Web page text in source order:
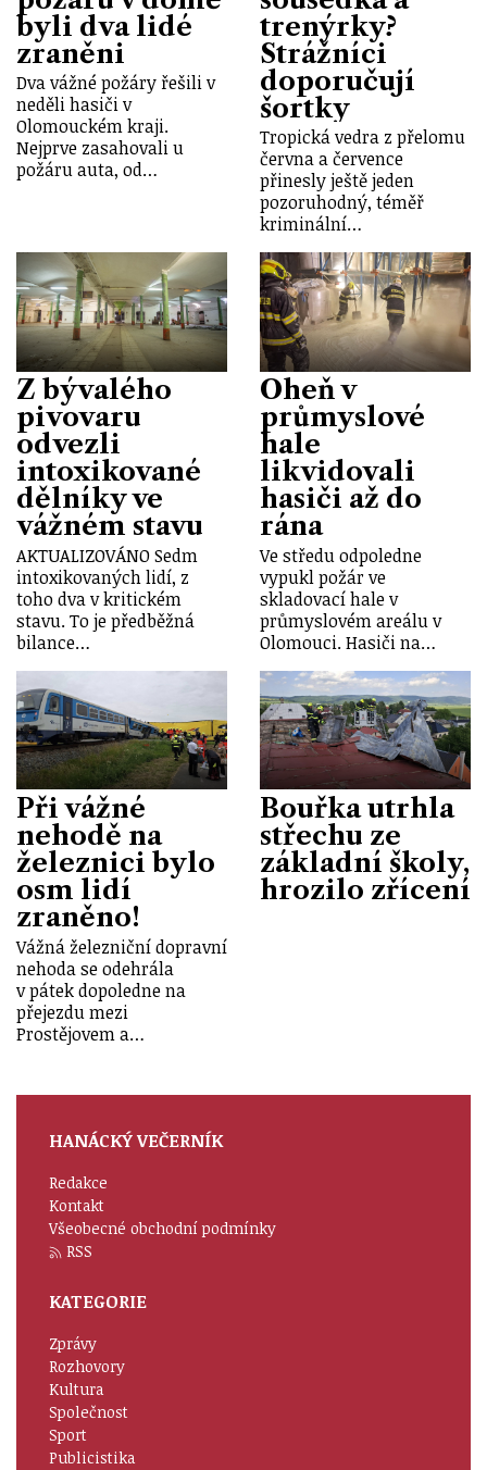
byli dva lidé
zraněni
Dva vážné požáry řešili v
neděli hasiči v
Olomouckém kraji.
Nejprve zasahovali u
požáru auta, od…
trenýrky?
Strážníci
doporučují
šortky
Tropická vedra z přelomu
června a července
přinesly ještě jeden
pozoruhodný, téměř
kriminální…
Z bývalého
pivovaru
odvezli
intoxikované
dělníky ve
vážném stavu
AKTUALIZOVÁNO Sedm
intoxikovaných lidí, z
toho dva v kritickém
stavu. To je předběžná
bilance…
Oheň v
průmyslové
hale
likvidovali
hasiči až do
rána
Ve středu odpoledne
vypukl požár ve
skladovací hale v
průmyslovém areálu v
Olomouci. Hasiči na…
Při vážné
nehodě na
železnici bylo
osm lidí
zraněno!
Vážná železniční dopravní
nehoda se odehrála
v pátek dopoledne na
přejezdu mezi
Prostějovem a…
Bouřka utrhla
střechu ze
základní školy,
hrozilo zřícení
HANÁCKÝ VEČERNÍK
Redakce
Kontakt
Všeobecné obchodní podmínky
RSS
KATEGORIE
Zprávy
Rozhovory
Kultura
Společnost
Sport
Publicistika